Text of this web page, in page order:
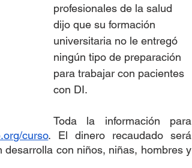
profesionales de la salud
dijo que su formación
universitaria no le entregó
ningún tipo de preparación
para trabajar con pacientes
con DI.
Toda la información para
curso. El dinero recaudado será
con niños, niñas, hombres y